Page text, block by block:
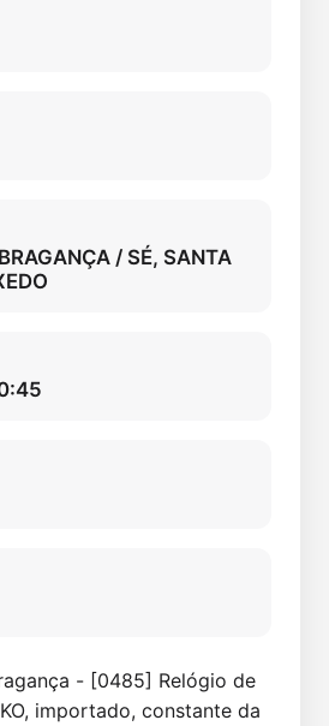
/ SÉ, SANTA
- [0485] Relógio de
importado, constante da